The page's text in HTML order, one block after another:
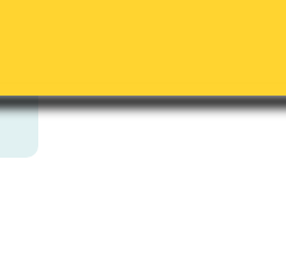
wrażliwych